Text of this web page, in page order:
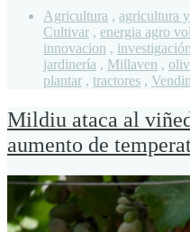
Agricultura , agricultura
Cultivar , energia agro
innovacion ,
jardinería , Millaven ,
plantar , tractores ,
Mildiu ataca al
aumento de